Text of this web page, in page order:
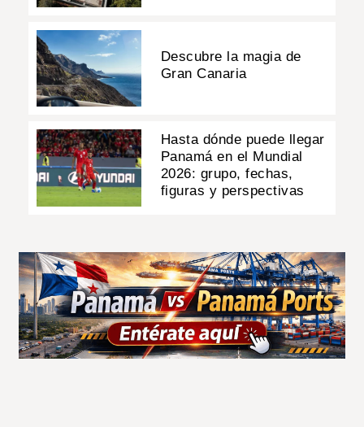
Descubre la magia de
Gran Canaria
Hasta dónde puede llegar
Panamá en el Mundial
2026: grupo, fechas,
figuras y perspectivas